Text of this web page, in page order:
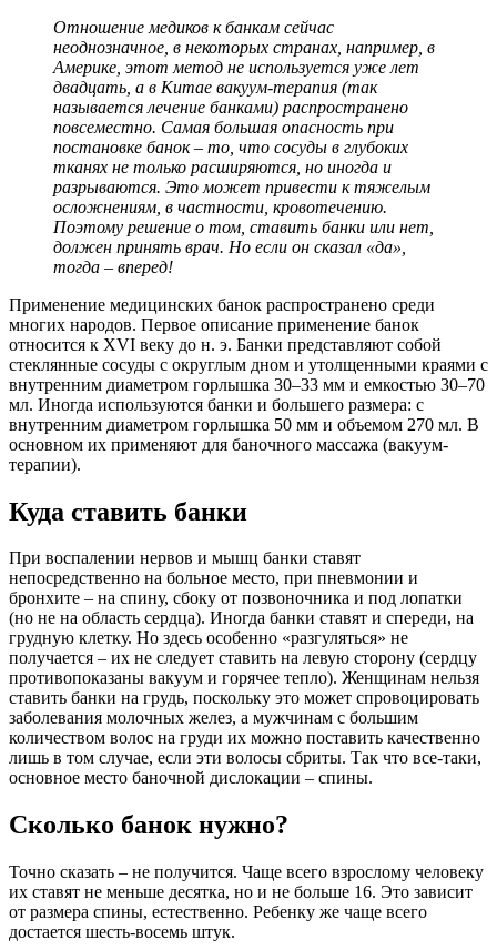
Отношение медиков к банкам сейчас
неоднозначное, в некоторых странах, например, в
Америке, этот метод не используется уже лет
двадцать, а в Китае вакуум-терапия (так
называется лечение банками) распространено
повсеместно. Самая большая опасность при
постановке банок – то, что сосуды в глубоких
тканях не только расширяются, но иногда и
разрываются. Это может привести к тяжелым
осложнениям, в частности, кровотечению.
Поэтому решение о том, ставить банки или нет,
должен принять врач. Но если он сказал «да»,
тогда – вперед!
Применение медицинских банок распространено среди
многих народов. Первое описание применение банок
относится к XVI веку до н. э. Банки представляют собой
стеклянные сосуды с округлым дном и утолщенными краями с
внутренним диаметром горлышка 30–33 мм и емкостью 30–70
мл. Иногда используются банки и большего размера: с
внутренним диаметром горлышка 50 мм и объемом 270 мл. В
основном их применяют для баночного массажа (вакуум-
терапии).
Куда ставить банки
При воспалении нервов и мышц банки ставят
непосредственно на больное место, при пневмонии и
бронхите – на спину, сбоку от позвоночника и под лопатки
(но не на область сердца). Иногда банки ставят и спереди, на
грудную клетку. Но здесь особенно «разгуляться» не
получается – их не следует ставить на левую сторону (сердцу
противопоказаны вакуум и горячее тепло). Женщинам нельзя
ставить банки на грудь, поскольку это может спровоцировать
заболевания молочных желез, а мужчинам с большим
количеством волос на груди их можно поставить качественно
лишь в том случае, если эти волосы сбриты. Так что все-таки,
основное место баночной дислокации – спины.
Сколько банок нужно?
Точно сказать – не получится. Чаще всего взрослому человеку
их ставят не меньше десятка, но и не больше 16. Это зависит
от размера спины, естественно. Ребенку же чаще всего
достается шесть-восемь штук.